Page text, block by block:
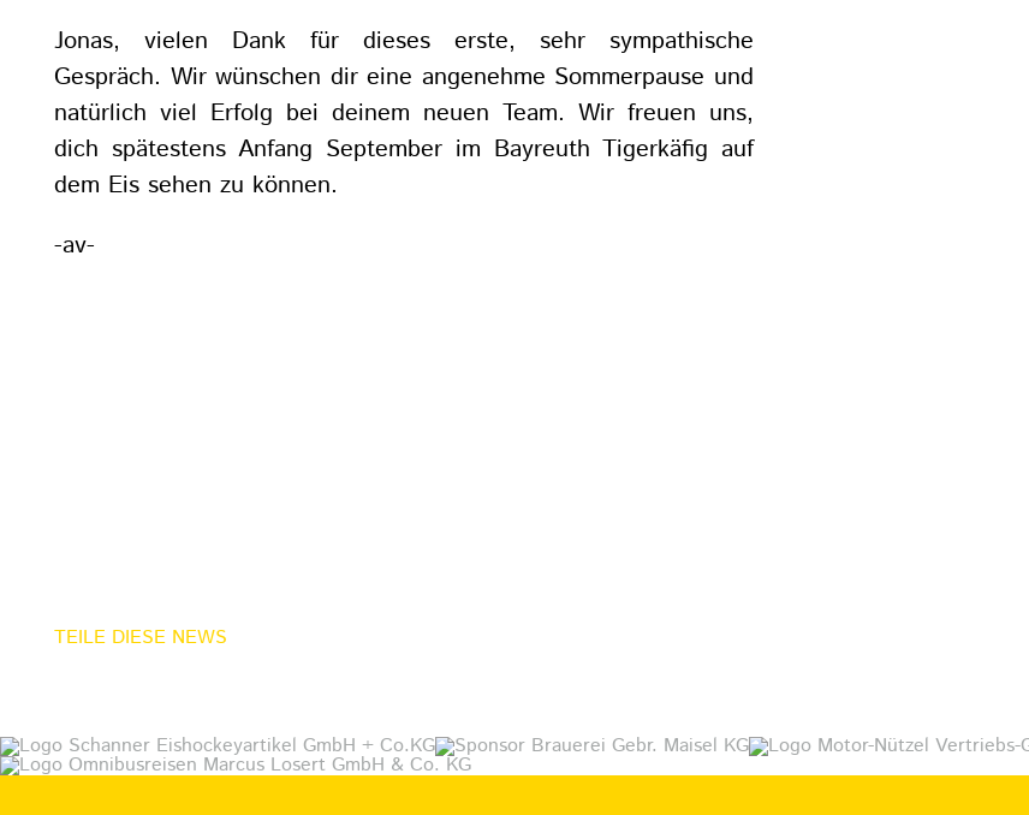
Jonas, vielen Dank für dieses erste, sehr sympathische
Gespräch. Wir wünschen dir eine angenehme Sommerpause und
natürlich viel Erfolg bei deinem neuen Team. Wir freuen uns,
dich spätestens Anfang September im Bayreuth Tigerkäfig auf
dem Eis sehen zu können.
-av-
TEILE DIESE NEWS